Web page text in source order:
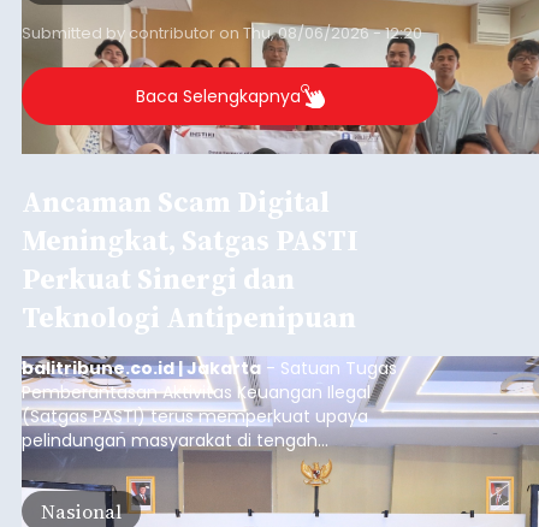
Submitted by contributor on Thu, 08/06/2026 - 12:20
Baca Selengkapnya
Ancaman Scam Digital
Meningkat, Satgas PASTI
Perkuat Sinergi dan
Teknologi Antipenipuan
balitribune.co.id | Jakarta - Satuan Tugas
Pemberantasan Aktivitas Keuangan Ilegal
(Satgas PASTI) terus memperkuat upaya
pelindungan masyarakat di tengah
meningkatnya ancaman penipuan digital yang
semakin kompleks.
Nasional